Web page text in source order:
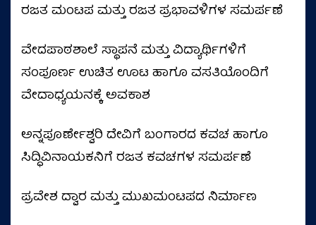
ರಜತ ಮಂಟಪ ಮತ್ತು ರಜತ ಪ್ರಭಾವಳಿಗಳ ಸಮರ್ಪಣೆ
ವೇದಪಾಠಶಾಲೆ ಸ್ಥಾಪನೆ ಮತ್ತು ವಿದ್ಯಾರ್ಥಿಗಳಿಗೆ
ಸಂಪೂರ್ಣ ಉಚಿತ ಊಟ ಹಾಗೂ ವಸತಿಯೊಂದಿಗೆ
ವೇದಾಧ್ಯಯನಕ್ಕೆ ಅವಕಾಶ
ಅನ್ನಪೂರ್ಣೇಶ್ವರಿ ದೇವಿಗೆ ಬಂಗಾರದ ಕವಚ ಹಾಗೂ
ಸಿದ್ಧಿವಿನಾಯಕನಿಗೆ ರಜತ ಕವಚಗಳ ಸಮರ್ಪಣೆ
ಪ್ರವೇಶ ದ್ವಾರ ಮತ್ತು ಮುಖಮಂಟಪದ ನಿರ್ಮಾಣ